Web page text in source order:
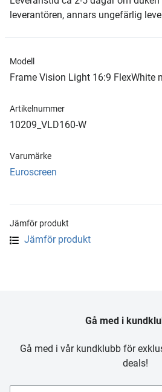
leverantören, annars ungefärlig
Modell
Frame Vision Light 16:9 FlexWhite
Artikelnummer
10209_VLD160-W
Varumärke
Euroscreen
Jämför produkt
Jämför produkt
Gå med i
Gå med i vår kundklubb för
deals!